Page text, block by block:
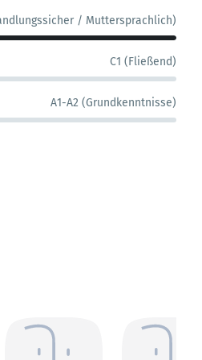
/ Muttersprachlich)
C1 (Fließend)
A1-A2 (Grundkenntnisse)